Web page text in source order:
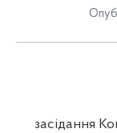
засідання